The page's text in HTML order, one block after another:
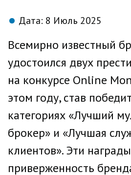
Дата: 8 Июль 2025
Всемирно известный
удостоился двух
на конкурсе Online
этом году, став
категориях «Лучший
брокер» и «Лучшая
клиентов». Эти
приверженность